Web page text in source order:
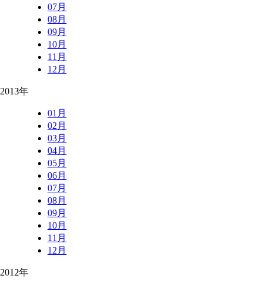
07月
08月
09月
10月
11月
12月
2013年
01月
02月
03月
04月
05月
06月
07月
08月
09月
10月
11月
12月
2012年